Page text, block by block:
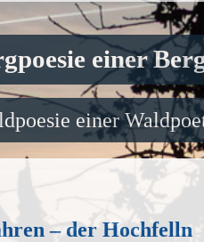
einer
einer
– der Hochfelln